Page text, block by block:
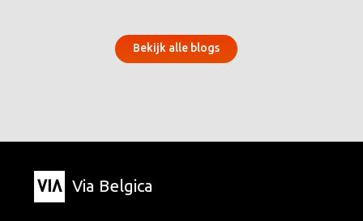
Bekijk alle blogs
Via Belgica